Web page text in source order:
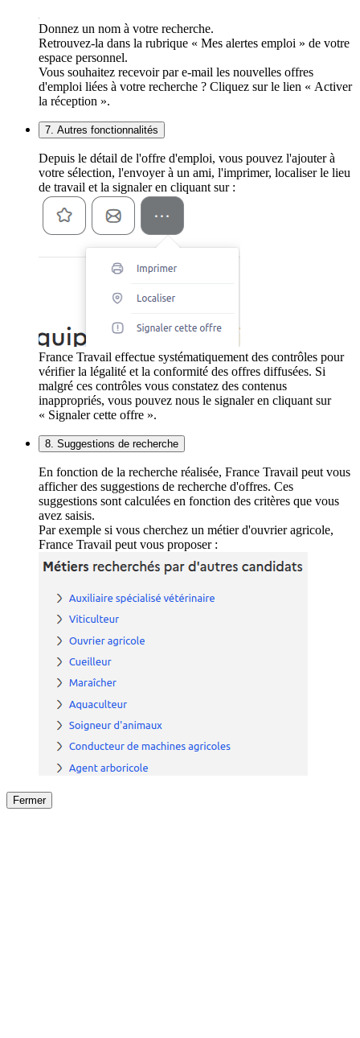
Donnez un nom à votre recherche.
Retrouvez-la dans la rubrique « Mes alertes emploi » de votre
espace personnel.
Vous souhaitez recevoir par e-mail les nouvelles offres
d'emploi liées à votre recherche ? Cliquez sur le lien « Activer
la réception ».
7. Autres fonctionnalités
Depuis le détail de l'offre d'emploi, vous pouvez l'ajouter à
votre sélection, l'envoyer à un ami, l'imprimer, localiser le lieu
de travail et la signaler en cliquant sur :
France Travail effectue systématiquement des contrôles pour
vérifier la légalité et la conformité des offres diffusées. Si
malgré ces contrôles vous constatez des contenus
inappropriés, vous pouvez nous le signaler en cliquant sur
« Signaler cette offre ».
8. Suggestions de recherche
En fonction de la recherche réalisée, France Travail peut vous
afficher des suggestions de recherche d'offres. Ces
suggestions sont calculées en fonction des critères que vous
avez saisis.
Par exemple si vous cherchez un métier d'ouvrier agricole,
France Travail peut vous proposer :
Fermer